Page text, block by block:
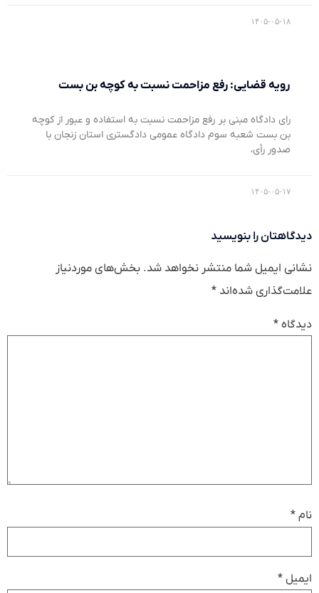
۱۴۰۵-۰۵-۱۸
رویه قضایی: رفع مزاحمت نسبت به کوچه بن بست
رای دادگاه مبنی بر رفع مزاحمت نسبت به استفاده و عبور از کوچه
بن بست شعبه سوم دادگاه عمومی دادگستری استان زنجان با
صدور رأی،
۱۴۰۵-۰۵-۱۷
دیدگاهتان را بنویسید
نشانی ایمیل شما منتشر نخواهد شد. بخش‌های موردنیاز
علامت‌گذاری شده‌اند *
دیدگاه *
نام *
ایمیل *